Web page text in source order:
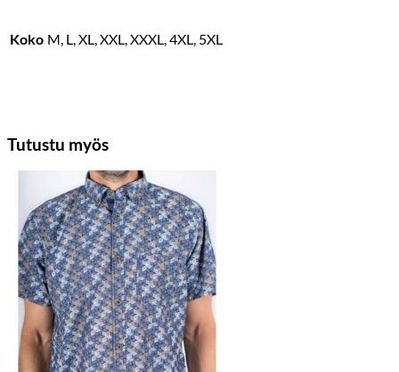
Koko M, L, XL, XXL, XXXL, 4XL, 5XL
Tutustu myös